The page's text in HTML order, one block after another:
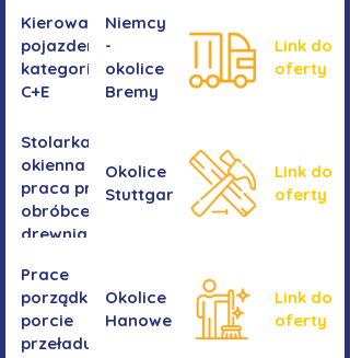
Kierowanie
pojazdem
kategorii
C+E
Niemcy
-
okolice
Bremy
Link do
oferty
Stolarka
okienna -
praca przy
obróbce
drewnianych
okiennych
Okolice
Stuttgartu
Link do
oferty
Prace
porządkowe w
porcie
przeładunkowym
Okolice
Hanoweru
Link do
oferty